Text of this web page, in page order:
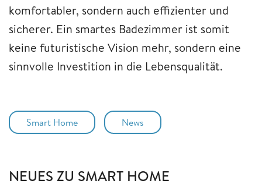
komfortabler, sondern auch effizienter und
sicherer. Ein smartes Badezimmer ist somit
keine futuristische Vision mehr, sondern eine
sinnvolle Investition in die Lebensqualität.
Smart Home News
NEUES ZU SMART HOME